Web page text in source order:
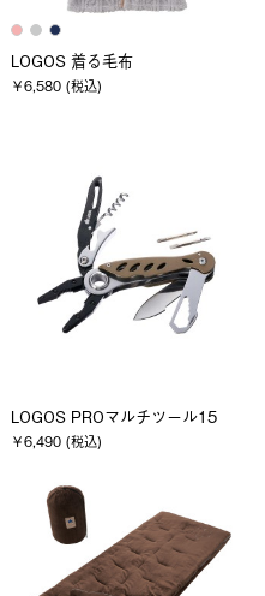
LOGOS 着る毛布
￥6,580 (税込)
LOGOS PROマルチツール15
￥6,490 (税込)